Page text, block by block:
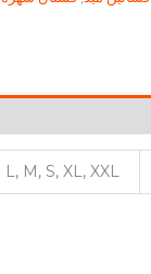
L, M, S, XL, XXL